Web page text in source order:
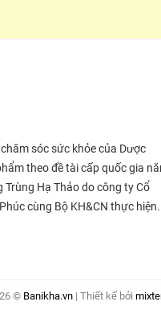
sóc sức khỏe của Dược
theo đề tài cấp quốc gia
Hạ Thảo do công ty Cổ
cùng Bộ KH&CN thực hiện.
© Banikha.vn | Thiết kế bởi